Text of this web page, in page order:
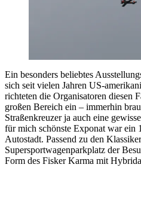
Ein besonders beliebtes
sich seit vielen Jahren US-
richteten die Organisatoren diesen
großen Bereich ein – immerhin
Straßenkreuzer ja auch eine
für mich schönste Exponat war ein
Autostadt. Passend zu den
Supersportwagenparkplatz der
Form des Fisker Karma mit